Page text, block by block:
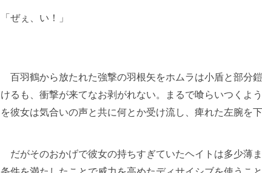
「ぜぇ、い！」
百羽鶴から放たれた強撃の羽根矢をホムラは小盾と部分
けるも、衝撃が来てなお剥がれない。まるで喰らいつくよ
を彼女は気合いの声と共に何とか受け流し、痺れた左腕を下
だがそのおかげで彼女の持ちすぎていたヘイトは多少薄